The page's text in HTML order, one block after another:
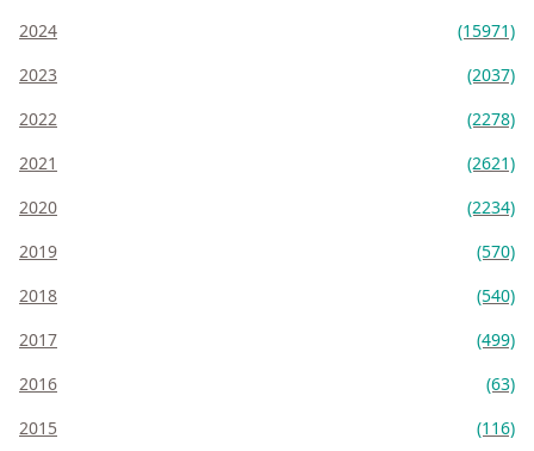
2024
(15971)
2023
(2037)
2022
(2278)
2021
(2621)
2020
(2234)
2019
(570)
2018
(540)
2017
(499)
2016
(63)
2015
(116)